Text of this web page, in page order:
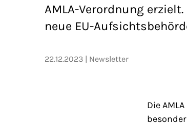
AMLA-Verordnung
neue EU-
22.12.2023 Newsletter
Die